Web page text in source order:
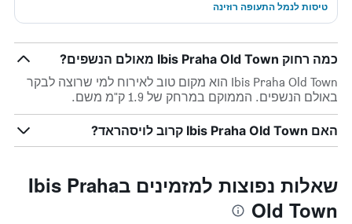
טיסות לנמל התעופה רוזינה
כמה רחוק Ibis Praha Old Town מאולם הנשפים?
Ibis Praha Old Town הוא מקום טוב לאירוח למי שרוצה לבקר
באולם הנשפים. הממוקם במרחק של 1.9 ק"מ משם.
האם Ibis Praha Old Town קרוב לויסהראד?
שאלות נפוצות למזמינים בIbis Praha
Old Town